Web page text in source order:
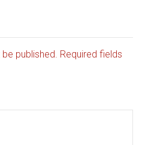
published. Required fields